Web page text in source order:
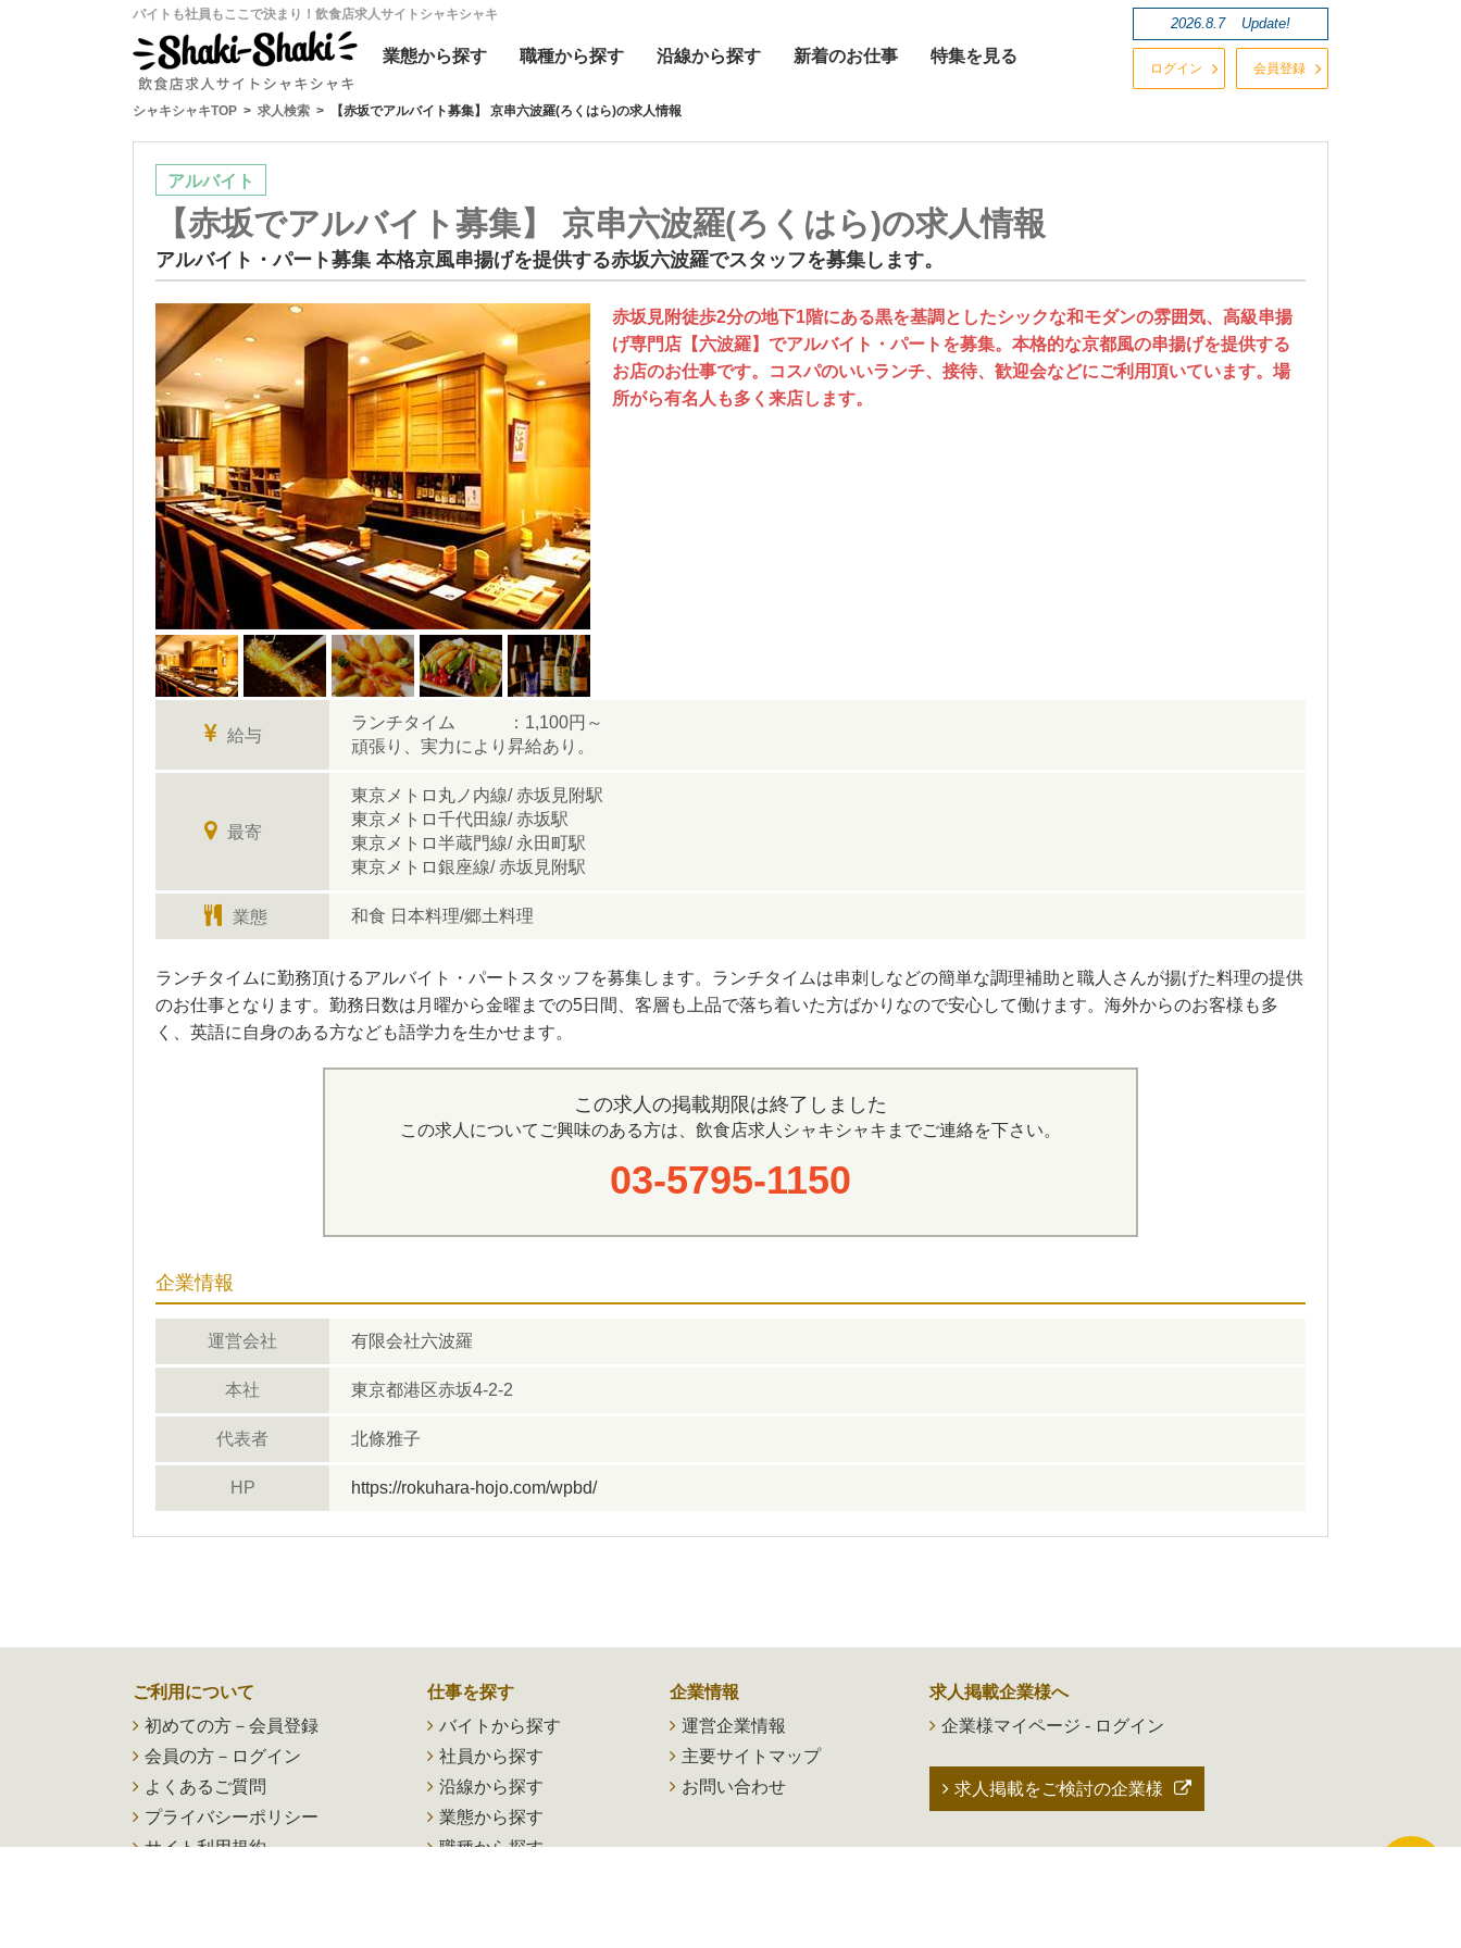
バイトも社員もここで決まり！飲食店求人サイトシャキシャキ
業態から探す 職種から探す 沿線から探す 新着のお仕事 特集を見る
2026.8.7 Update!
ログイン 会員登録
シャキシャキTOP 求人検索 【赤坂でアルバイト募集】 京串六波羅(ろくはら)の求人情報
アルバイト
【赤坂でアルバイト募集】 京串六波羅(ろくはら)の求人情報
アルバイト・パート募集 本格京風串揚げを提供する赤坂六波羅でスタッフを募集します。
赤坂見附徒歩2分の地下1階にある黒を基調としたシックな和モダンの雰囲気、高級串揚
げ専門店【六波羅】でアルバイト・パートを募集。本格的な京都風の串揚げを提供する
お店のお仕事です。コスパのいいランチ、接待、歓迎会などにご利用頂いています。場
所がら有名人も多く来店します。
給与
ランチタイム ：1,100円～
頑張り、実力により昇給あり。
最寄
東京メトロ丸ノ内線/ 赤坂見附駅
東京メトロ千代田線/ 赤坂駅
東京メトロ半蔵門線/ 永田町駅
東京メトロ銀座線/ 赤坂見附駅
業態 和食 日本料理/郷土料理
ランチタイムに勤務頂けるアルバイト・パートスタッフを募集します。ランチタイムは串刺しなどの簡単な調理補助と職人さんが揚げた料理の提供
のお仕事となります。勤務日数は月曜から金曜までの5日間、客層も上品で落ち着いた方ばかりなので安心して働けます。海外からのお客様も多
く、英語に自身のある方なども語学力を生かせます。
この求人の掲載期限は終了しました
この求人についてご興味のある方は、飲食店求人シャキシャキまでご連絡を下さい。
03-5795-1150
企業情報
運営会社 有限会社六波羅
本社 東京都港区赤坂4-2-2
代表者 北條雅子
HP https://rokuhara-hojo.com/wpbd/
ご利用について
初めての方－会員登録
会員の方－ログイン
よくあるご質問
プライバシーポリシー
サイト利用規約
仕事を探す
バイトから探す
社員から探す
沿線から探す
業態から探す
職種から探す
企業情報
運営企業情報
主要サイトマップ
お問い合わせ
求人掲載企業様へ
企業様マイページ - ログイン
求人掲載をご検討の企業様